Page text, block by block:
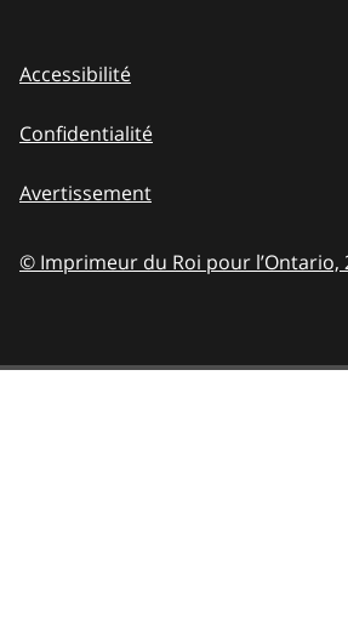
Accessibilité
Confidentialité
Avertissement
© Imprimeur du Roi pour l’Ontario,